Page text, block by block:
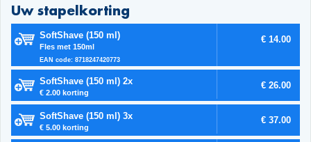
Uw stapelkorting
SoftShave (150 ml)
Fles met 150ml
EAN code: 8718247420773
€ 14.00
SoftShave (150 ml) 2x
€ 2.00 korting
€ 26.00
SoftShave (150 ml) 3x
€ 5.00 korting
€ 37.00